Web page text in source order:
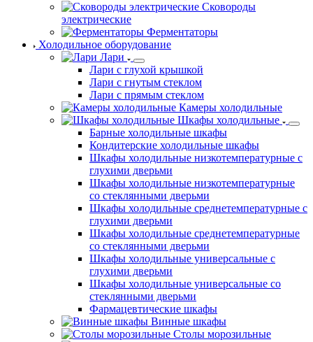
Сковороды
электрические
Ферментаторы
Холодильное оборудование
Лари
Лари с глухой крышкой
Лари с гнутым стеклом
Лари с прямым стеклом
Камеры холодильные
Шкафы холодильные
Барные холодильные шкафы
Кондитерские холодильные шкафы
Шкафы холодильные низкотемпературные с
глухими дверьми
Шкафы холодильные низкотемпературные
со стеклянными дверьми
Шкафы холодильные среднетемпературные с
глухими дверьми
Шкафы холодильные среднетемпературные
со стеклянными дверьми
Шкафы холодильные универсальные с
глухими дверьми
Шкафы холодильные универсальные со
стеклянными дверьми
Фармацевтические шкафы
Винные шкафы
Столы морозильные